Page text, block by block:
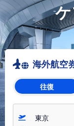
海外航空
往復
東京